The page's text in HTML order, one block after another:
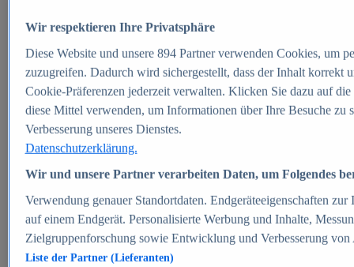
Zum Report
E-commerce
Beliebte Statistiken
Aktuelle Statistiken
E-Commerce - Entwicklung des Umsatzes in
Deutschland 1999-2025
Umsatz von Amazon in Deutschland und weltweit
2010-2025
B2C-E-Commerce: Top-50 Online Shops in
Deutschland 2024
Marktanteile von Online-Zahlungsverfahren in
Deutschland 2024
Umsatzstarke Warengruppen im Online-Handel in
Deutschland 2023-2025
Wir respektieren Ihre Privatsphäre
Diese Website und unsere 894Partner verwenden Cookies, um
zuzugreifen. Dadurch wird sichergestellt, dass der Inhalt korrekt
Cookie-Präferenzen jederzeit verwalten. Klicken Sie dazu auf
diese Mittel verwenden, um Informationen über Ihre Besuche
Verbesserung unseres Dienstes.
Datenschutzerklärung.
Wir und unsere Partner verarbeiten Daten, um Folgendes
Verwendung genauer Standortdaten. Endgeräteeigenschaften
auf einem Endgerät. Personalisierte Werbung und Inhalte,
Zielgruppenforschung sowie Entwicklung und Verbesserung von
Liste der Partner (Lieferanten)